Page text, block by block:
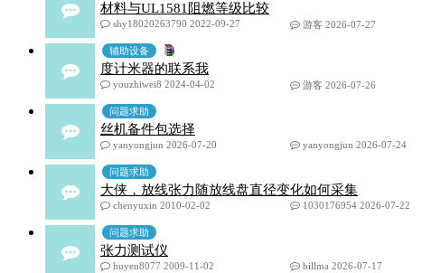
材料与UL1581阻燃等级比较
shy18020263790 2022-09-27
游客 2026-07-27
辅助设备
度计米器的联系我
youzhiwei8 2024-04-02
游客 2026-07-26
问题求助
丝机备件包选择
yanyongjun 2026-07-20
yanyongjun 2026-07-24
问题求助
大侠，放线张力随放线盘直径变化如何采集
chenyuxin 2010-02-02
1030176954 2026-07-22
问题求助
张力测试仪
huyen8077 2009-11-02
billma 2026-07-17